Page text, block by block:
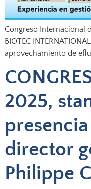
Congreso Internacional
BIOTEC
aprovechamiento de
2025,
director
Philippe